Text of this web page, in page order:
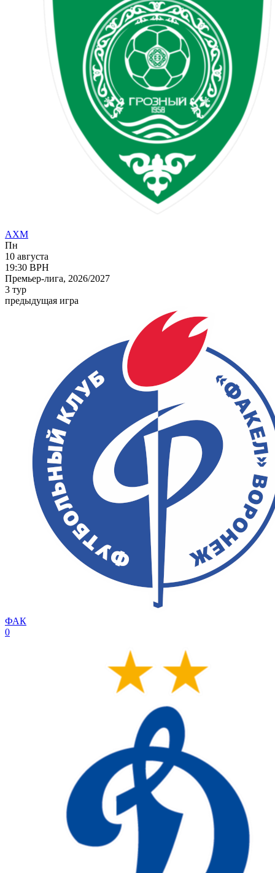
АХМ
Пн
10 августа
19:30 ВРН
Премьер-лига, 2026/2027
3 тур
предыдущая игра
ФАК
0